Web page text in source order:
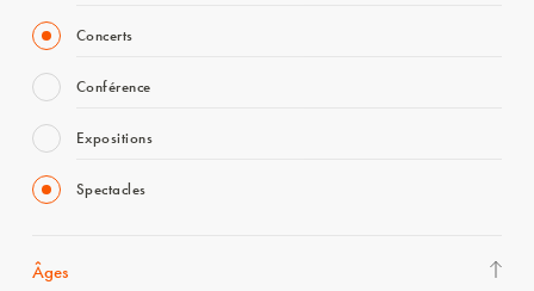
Concerts
Conférence
Expositions
Spectacles
Âges